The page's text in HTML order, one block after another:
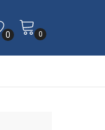
0 0